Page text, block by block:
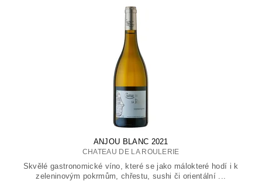
ANJOU BLANC 2021
CHATEAU DE LA ROULERIE
Skvělé gastronomické víno, které se jako málokteré hodí i k
zeleninovým pokrmům, chřestu, sushi či orientální ...